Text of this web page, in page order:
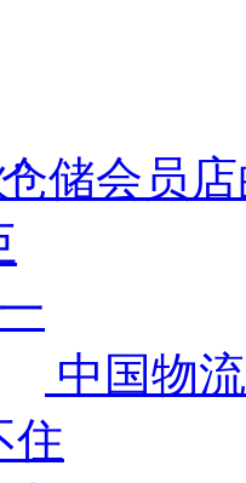
仓储会员店
中国物